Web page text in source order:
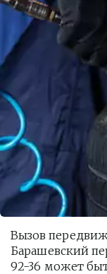
Вызов
Барашевский
92-36 может